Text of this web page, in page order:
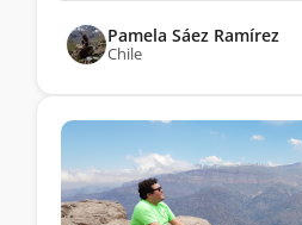
Pamela Sáez Ramírez
Chile